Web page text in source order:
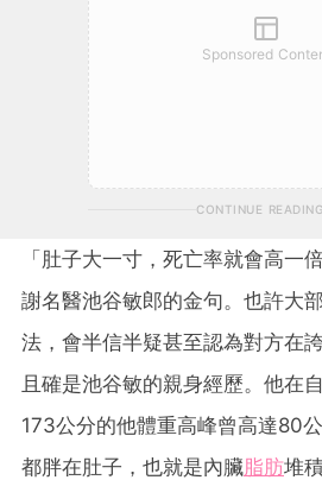
Sponsored
CONTINUE READING
「肚子大一寸，死亡率就會高一
謝名醫池谷敏郎的金句。也許大
法，會半信半疑甚至認為對方在
且確是池谷敏的親身經歷。他在
173公分的他體重高峰曾高達80
都胖在肚子，也就是內臟脂肪堆